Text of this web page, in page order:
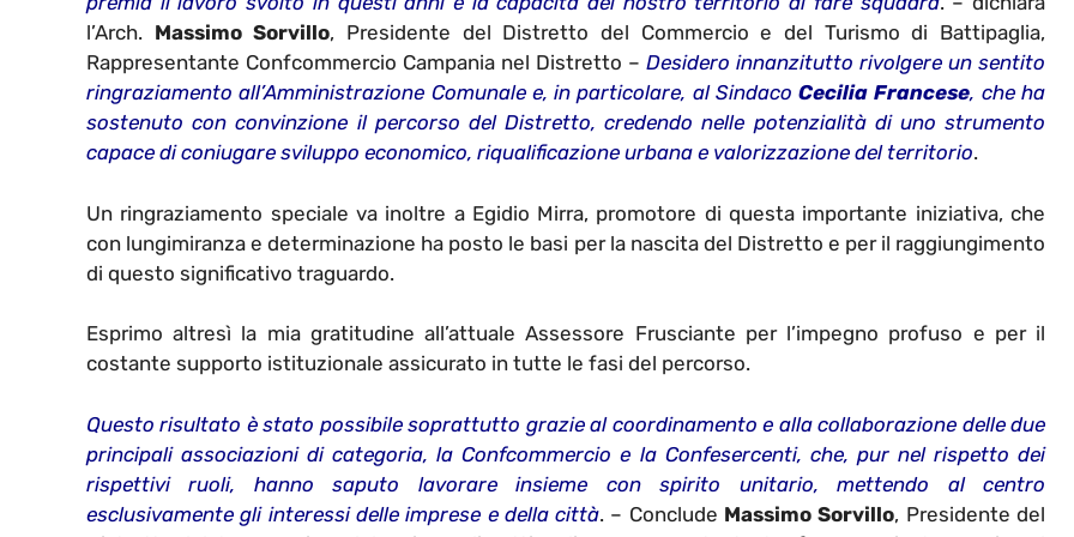
l’Arch. Massimo Sorvillo, Presidente del Distretto del Commercio e del Turismo di Battipaglia,
Rappresentante Confcommercio Campania nel Distretto – Desidero innanzitutto rivolgere un sentito
ringraziamento all’Amministrazione Comunale e, in particolare, al SindacoCecilia Francese, che ha
sostenuto con convinzione il percorso del Distretto, credendo nelle potenzialità di uno strumento
capace di coniugare sviluppo economico, riqualificazione urbana e valorizzazione del territorio.
Un ringraziamento speciale va inoltre a Egidio Mirra, promotore di questa importante iniziativa, che
con lungimiranza e determinazione ha posto le basi per la nascita del Distretto e per il raggiungimento
di questo significativo traguardo.
Esprimo altresì la mia gratitudine all’attuale Assessore Frusciante per l’impegno profuso e per il
costante supporto istituzionale assicurato in tutte le fasi del percorso.
Questo risultato è stato possibile soprattutto grazie al coordinamento e alla collaborazione delle due
principali associazioni di categoria, la Confcommercio e la Confesercenti, che, pur nel rispetto dei
rispettivi ruoli, hanno saputo lavorare insieme con spirito unitario, mettendo al centro
esclusivamente gli interessi delle imprese e della città. – Conclude Massimo Sorvillo, Presidente del